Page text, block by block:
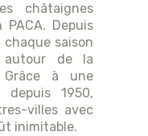
châtaignes
Depuis
chaque saison
autour de la
à une
depuis 1950,
villes avec
inimitable.